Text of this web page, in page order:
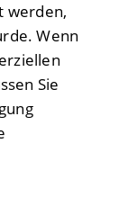
werden,
Wenn
Sie